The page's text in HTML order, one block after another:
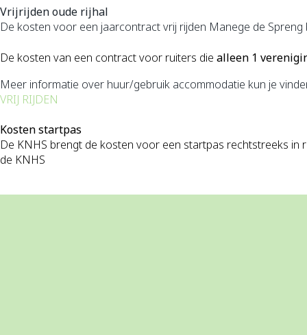
Vrijrijden oude rijhal
De kosten voor een jaarcontract vrij rijden Manege de
De kosten van een contract voor ruiters die alleen 1
Meer informatie over huur/gebruik accommodatie kun je
VRIJ RIJDEN
Kosten startpas
De KNHS brengt de kosten voor een startpas rechtstreeks
de KNHS